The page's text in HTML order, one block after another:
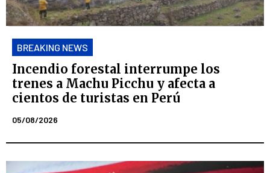
BREAKING NEWS
Incendio forestal interrumpe los
trenes a Machu Picchu y afecta a
cientos de turistas en Perú
05/08/2026